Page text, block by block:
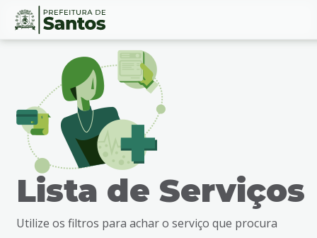
Ir
busca
Conteúdo
Lista de Serviços
Utilize os filtros para achar o serviço que procura